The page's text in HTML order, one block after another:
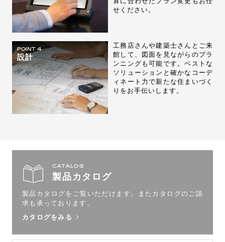
せください。
POINT 4
設計
工務店さんや建築士さんとご来
館して、図面を見ながらのプラ
ンニングも可能です。ベストな
ソリューションと確かなコーデ
ィネート力で新たな住まいづく
りをお手伝いします。
CATALOG
製品カタログ
製品カタログをご覧いただけます。
またカタログのご請
求も承っております。
カタログをみる